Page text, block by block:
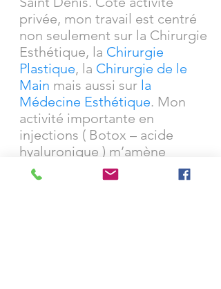
privée, mon travail est centré
non seulement sur la Chirurgie
Esthétique, la Chirurgie
Plastique, la Chirurgie de le
Main mais aussi sur la
Médecine Esthétique. Mon
activité importante en
injections ( Botox – acide
hyaluronique ) m’amène
régulièrement à encadrer des
"workshops" destinés à la